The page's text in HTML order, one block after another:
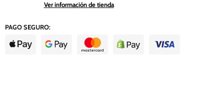
Ver información de tienda
PAGO SEGURO: